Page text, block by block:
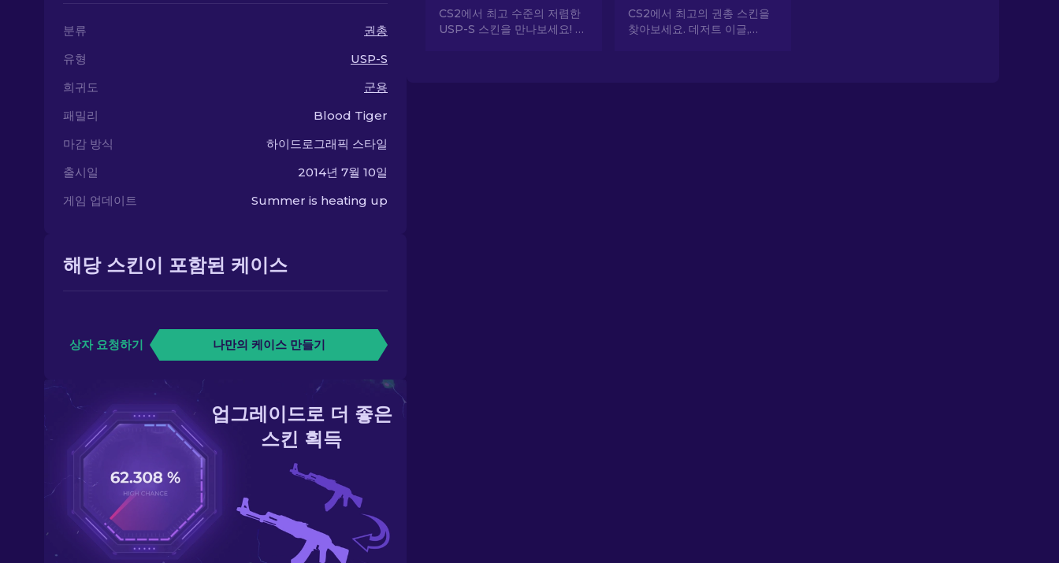
분류
권총
유형
USP-S
희귀도
군용
패밀리
Blood Tiger
마감 방식
하이드로그래픽 스타일
출시일
2014년 7월 10일
게임 업데이트
Summer is heating up
해당 스킨이 포함된 케이스
상자 요청하기 나만의 케이스 만들기
업그레이드로 더 좋은
스킨 획득
CS2에서 최고 수준의 저렴한
USP-S 스킨을 만나보세요! 전
CS2에서 최고의 권총 스킨을
찾아보세요. 데저트 이글,